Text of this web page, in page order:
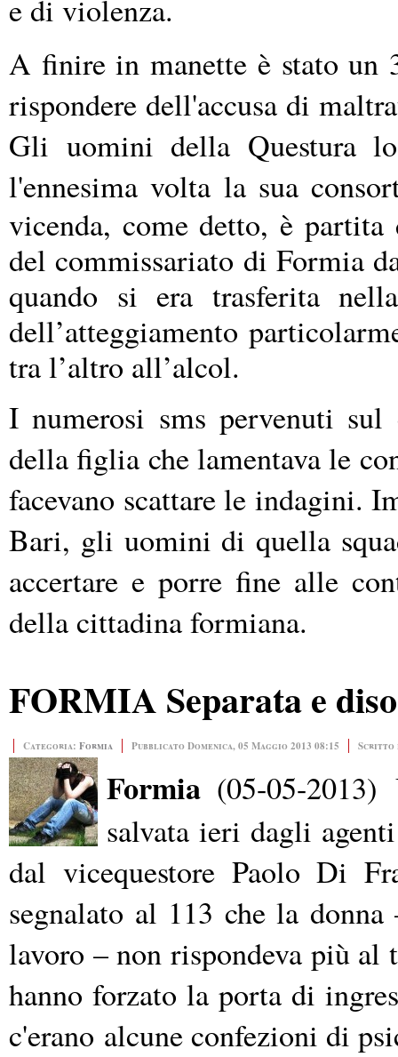
e di violenza.
A finire in manette è stato un
rispondere dell'accusa di
Gli uomini della Questura
l'ennesima volta la sua
vicenda, come detto, è partita
del commissariato di Formia
quando si era trasferita
dell’atteggiamento
tra l’altro all’alcol.
I numerosi sms pervenuti
della figlia che lamentava le
facevano scattare le indagini.
Bari, gli uomini di quella
accertare e porre fine alle
della cittadina formiana.
FORMIA Separata e
Categoria: Formia Pubblicato Domenica, 05 Maggio 2013 08:15 Scritto
Formia (05-05-
salvata ieri dagli
dal vicequestore Paolo Di
segnalato al 113 che la
lavoro – non rispondeva più
hanno forzato la porta di
c'erano alcune confezioni di